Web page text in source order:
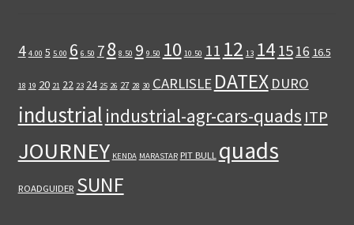
4 4.00 5 5.00 6 6.50 78 8.50 9 9.50 10 10.50 11 12 13 14 1516 16.5
18 19 20 21 22 23 24 25 26 27 28 30 CARLISLE DATEX DURO
industrial industrial-agr-cars-quads ITP
JOURNEY KENDA MARASTAR PIT BULL quads
ROADGUIDER SUNF